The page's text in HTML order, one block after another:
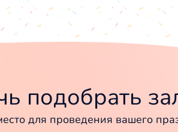
подобрать
для проведения вашего